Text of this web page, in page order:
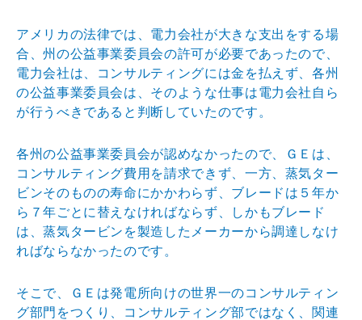
アメリカの法律では、電力会社が大きな支出をする場
合、州の公益事業委員会の許可が必要であったので、
電力会社は、コンサルティングには金を払えず、各州
の公益事業委 員会は、そのような仕事は電力会社自ら
が行うべきである と判断していたのです。
各州の公益事業委員会が認めなかったので、ＧＥは、
コンサルティング費用を請求できず、一方、蒸気ター
ビンその ものの寿命にかかわらず、ブレードは５年か
ら７年ごとに 替えなければならず、しかもブレード
は、蒸気タービンを製造したメーカーから調達しなけ
ればならなかったのです 。
そこで、ＧＥは発電所向けの世界一のコンサルティン
グ部門をつくり、コンサルティング部ではなく、関連